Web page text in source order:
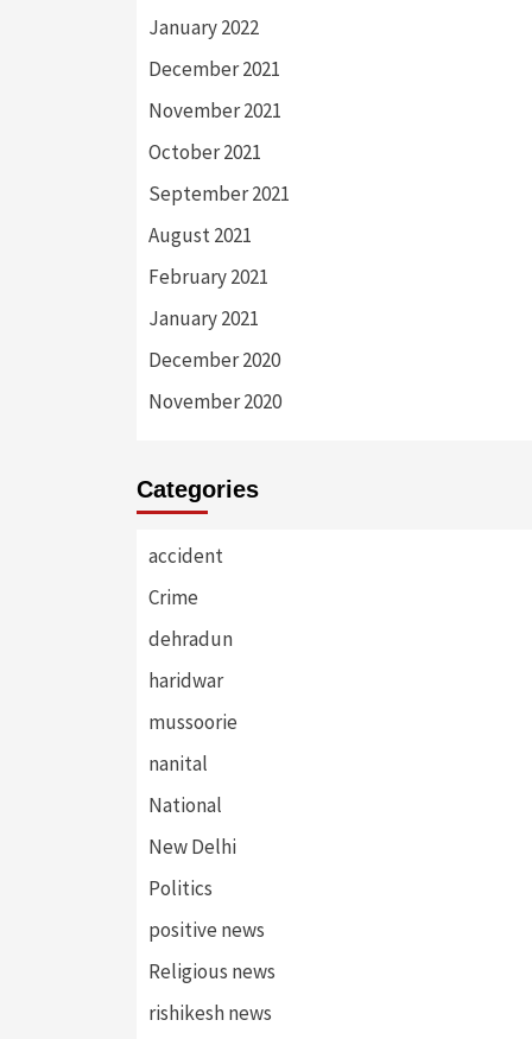
January 2022
December 2021
November 2021
October 2021
September 2021
August 2021
February 2021
January 2021
December 2020
November 2020
Categories
accident
Crime
dehradun
haridwar
mussoorie
nanital
National
New Delhi
Politics
positive news
Religious news
rishikesh news